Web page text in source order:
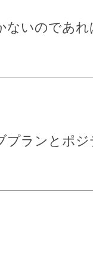
ないのであ
プランとポ